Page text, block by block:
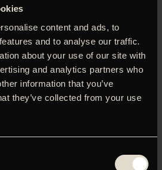
content and ads, to
and to analyse our traffic.
about your use of our site with
and analytics partners who
information that you’ve
they’ve collected from your use
Jacob Ørsted, Ekstra Bladet (5
der bor i Berlin. Uden for en